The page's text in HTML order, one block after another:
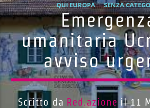
QUI EUROPA SENZA
umanitaria
avviso
Scritto da Red.azione il 11